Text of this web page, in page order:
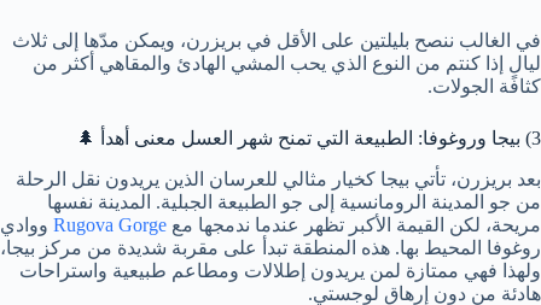
في الغالب ننصح بليلتين على الأقل في بريزرن، ويمكن مدّها إلى ثلاث
ليالٍ إذا كنتم من النوع الذي يحب المشي الهادئ والمقاهي أكثر من
كثافة الجولات.
3) بيجا وروغوفا: الطبيعة التي تمنح شهر العسل معنى أهدأ 🌲
بعد بريزرن، تأتي بيجا كخيار مثالي للعرسان الذين يريدون نقل الرحلة
من جو المدينة الرومانسية إلى جو الطبيعة الجبلية. المدينة نفسها
مريحة، لكن القيمة الأكبر تظهر عندما ندمجها مع Rugova Gorge ووادي
روغوفا المحيط بها. هذه المنطقة تبدأ على مقربة شديدة من مركز بيجا،
ولهذا فهي ممتازة لمن يريدون إطلالات ومطاعم طبيعية واستراحات
هادئة من دون إرهاق لوجستي.